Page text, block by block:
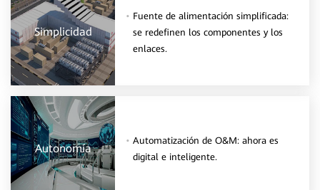
Simplicidad
Fuente de alimentación simplificada:
se redefinen los componentes y los
enlaces.
Automatización de O&M: ahora es
digital e inteligente.
Autonomía